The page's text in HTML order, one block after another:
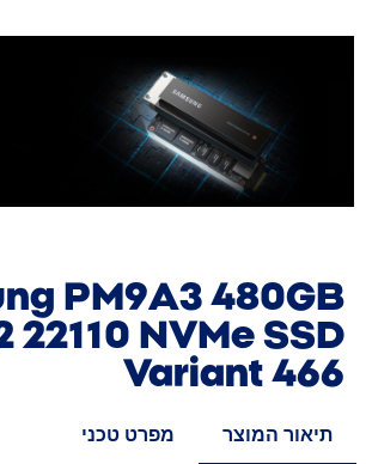
PM9A3 480GB
22110 NVMe SSD
Variant 466
תיאור המוצר מפרט טכני